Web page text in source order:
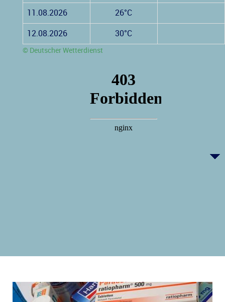
11.08.2026 26°C
12.08.2026 30°C
© Deutscher Wetterdienst